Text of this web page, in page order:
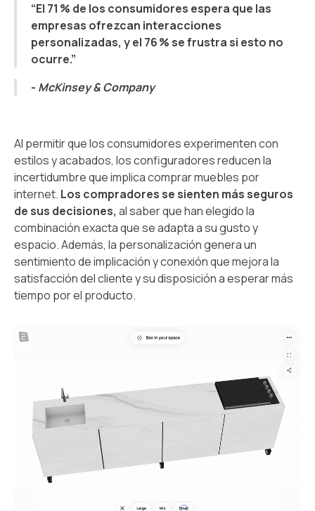
“El 71 % de los consumidores espera que las
empresas ofrezcan interacciones
personalizadas, y el 76 % se frustra si esto no
ocurre.”
- McKinsey & Company
Al permitir que los consumidores experimenten con
estilos y acabados, los configuradores reducen la
incertidumbre que implica comprar muebles por
internet. Los compradores se sienten más seguros
de sus decisiones, al saber que han elegido la
combinación exacta que se adapta a su gusto y
espacio. Además, la personalización genera un
sentimiento de implicación y conexión que mejora la
satisfacción del cliente y su disposición a esperar más
tiempo por el producto.